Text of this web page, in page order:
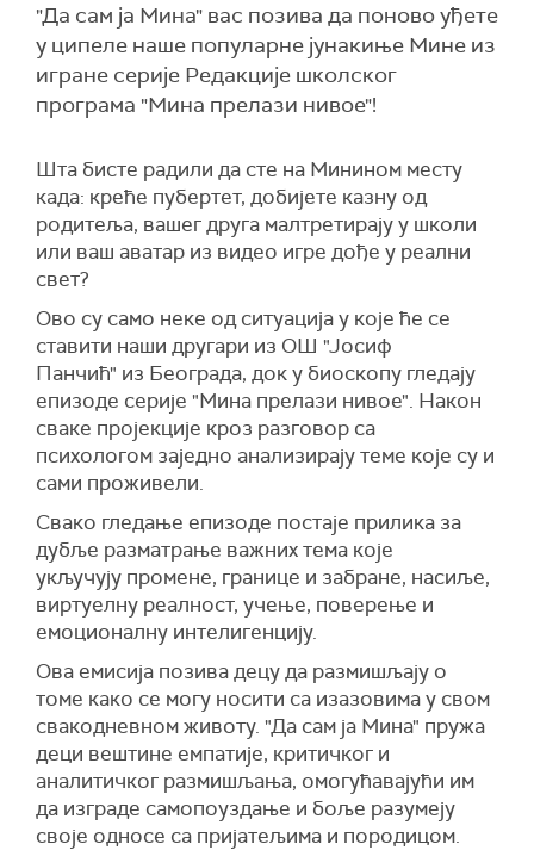
"Да сам ја Мина" вас позива да поново уђете
у ципеле наше популарне јунакиње Мине из
игране серије Редакције школског
програма "Мина прелази нивое"!
Шта бисте радили да сте на Минином месту
када: креће пубертет, добијете казну од
родитеља, вашег друга малтретирају у школи
или ваш аватар из видео игре дође у реални
свет?
Ово су само неке од ситуација у које ће се
ставити наши другари из ОШ "Јосиф
Панчић" из Београда, док у биоскопу гледају
епизоде серије "Мина прелази нивое". Након
сваке пројекције кроз разговор са
психологом заједно анализирају теме које су и
сами проживели.
Свако гледање епизоде постаје прилика за
дубље разматрање важних тема које
укључују промене, границе и забране, насиље,
виртуелну реалност, учење, поверење и
емоционалну интелигенцију.
Ова емисија позива децу да размишљају о
томе како се могу носити са изазовима у свом
свакодневном животу. "Да сам ја Мина" пружа
деци вештине емпатије, критичког и
аналитичког размишљања, омогућавајући им
да изграде самопоуздање и боље разумеју
своје односе са пријатељима и породицом.